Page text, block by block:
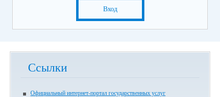
Вход
Ссылки
Официальный интернет-портал государственных услуг